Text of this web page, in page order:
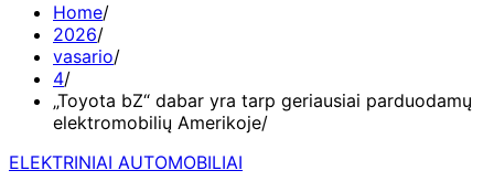
Home
2026
vasario
4
„Toyota bZ“ dabar yra tarp geriausiai parduodamų
elektromobilių Amerikoje
ELEKTRINIAI AUTOMOBILIAI